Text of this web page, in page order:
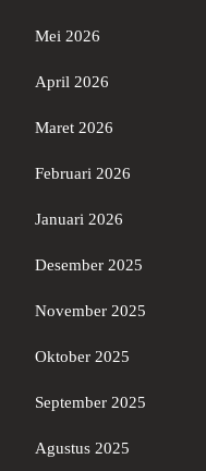
Mei 2026
April 2026
Maret 2026
Februari 2026
Januari 2026
Desember 2025
November 2025
Oktober 2025
September 2025
Agustus 2025